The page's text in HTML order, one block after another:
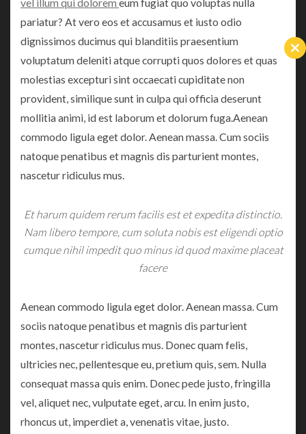
vel illum qui dolorem eum fugiat quo voluptas nulla
pariatur? At vero eos et accusamus et iusto odio
dignissimos ducimus qui blanditiis praesentium
voluptatum deleniti atque corrupti quos dolores et quas
molestias excepturi sint occaecati cupiditate non
provident, similique sunt in culpa qui officia deserunt
mollitia animi, id est laborum et dolorum fuga.Aenean
commodo ligula eget dolor. Aenean massa. Cum sociis
natoque penatibus et magnis dis parturient montes,
nascetur ridiculus mus.
Et harum quidem rerum facilis est et expedita distinctio.
Nam libero tempore, cum soluta nobis est eligendi optio
cumque nihil impedit quo minus id quod maxime placeat
facere
Aenean commodo ligula eget dolor. Aenean massa. Cum
sociis natoque penatibus et magnis dis parturient
montes, nascetur ridiculus mus. Donec quam felis,
ultricies nec, pellentesque eu, pretium quis, sem. Nulla
consequat massa quis enim. Donec pede justo, fringilla
vel, aliquet nec, vulputate eget, arcu. In enim justo,
rhoncus ut, imperdiet a, venenatis vitae, justo.